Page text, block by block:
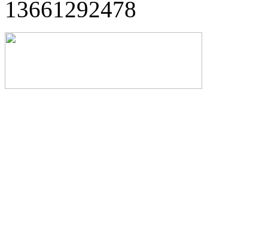
13661292478